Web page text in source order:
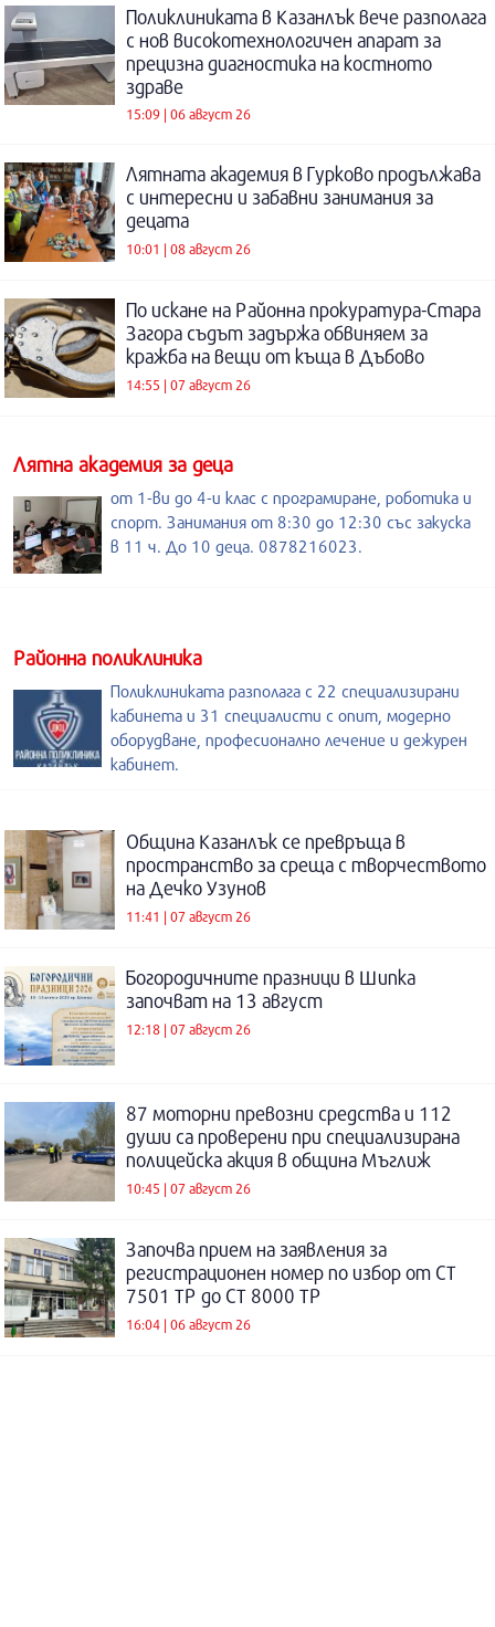
Поликлиниката в Казанлък вече разполага
с нов високотехнологичен апарат за
прецизна диагностика на костното
здраве
15:09 | 06 август 26
Лятната академия в Гурково продължава
с интересни и забавни занимания за
децата
10:01 | 08 август 26
По искане на Районна прокуратура-Стара
Загора съдът задържа обвиняем за
кражба на вещи от къща в Дъбово
14:55 | 07 август 26
Лятна академия за деца
от 1-ви до 4-и клас с програмиране, роботика и
спорт. Занимания от 8:30 до 12:30 със закуска
в 11 ч. До 10 деца. 0878216023.
Районна поликлиника
Поликлиниката разполага с 22 специализирани
кабинета и 31 специалисти с опит, модерно
оборудване, професионално лечение и дежурен
кабинет.
Община Казанлък се превръща в
пространство за среща с творчеството
на Дечко Узунов
11:41 | 07 август 26
Богородичните празници в Шипка
започват на 13 август
12:18 | 07 август 26
87 моторни превозни средства и 112
души са проверени при специализирана
полицейска акция в община Мъглиж
10:45 | 07 август 26
Започва прием на заявления за
регистрационен номер по избор от СТ
7501 ТР до СТ 8000 ТР
16:04 | 06 август 26